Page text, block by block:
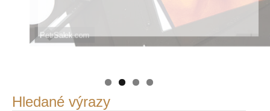
Hledané výrazy